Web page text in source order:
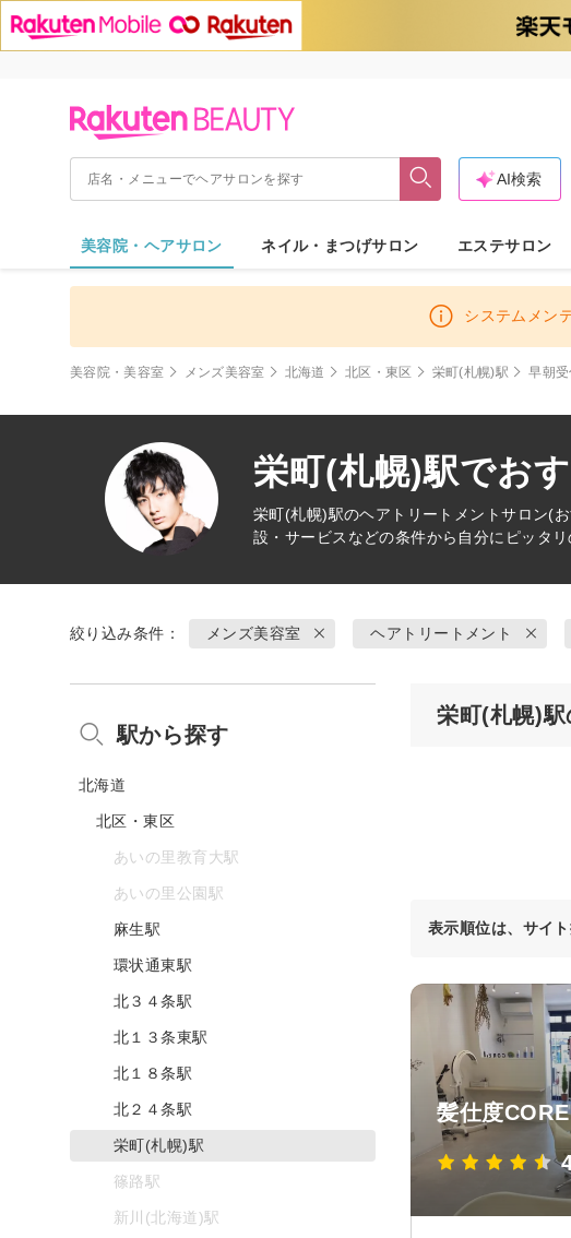
AI検索
美容院・ヘアサロン ネイル・まつげサロン エステサロン
システムメン
美容院・美容室 メンズ美容室 北海道 北区・東区 栄町(札幌)駅 早朝
栄町(札幌)駅でお
栄町(札幌)駅のヘアトリートメントサロン(
設・サービスなどの条件から自分にピッタ
絞り込み条件： メンズ美容室 ヘアトリートメント
栄町(札幌)
表示順位は、サイ
髪仕度CORE
駅から探す
北海道
北区・東区
あいの里教育大駅
あいの里公園駅
麻生駅
環状通東駅
北３４条駅
北１３条東駅
北１８条駅
北２４条駅
栄町(札幌)駅
篠路駅
新川(北海道)駅